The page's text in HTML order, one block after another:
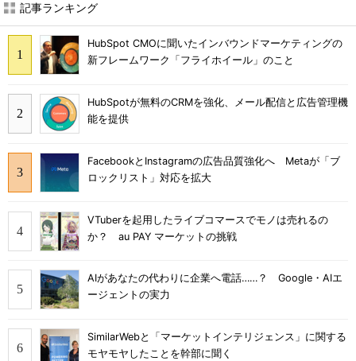
記事ランキング
HubSpot CMOに聞いたインバウンドマーケティングの
新フレームワーク「フライホイール」のこと
HubSpotが無料のCRMを強化、メール配信と広告管理機
能を提供
FacebookとInstagramの広告品質強化へ Metaが「ブ
ロックリスト」対応を拡大
VTuberを起用したライブコマースでモノは売れるの
か？ au PAY マーケットの挑戦
AIがあなたの代わりに企業へ電話……？ Google・AIエ
ージェントの実力
SimilarWebと「マーケットインテリジェンス」に関する
モヤモヤしたことを幹部に聞く